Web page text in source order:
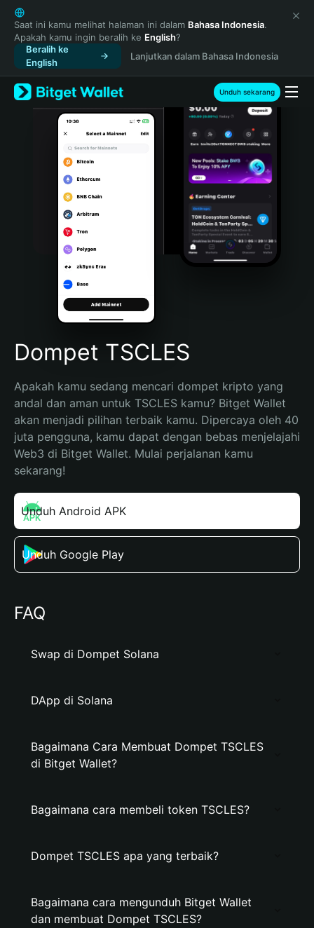
English
日本語
Tiếng Việt
Русский
Español (Latinoamérica)
Türkçe
Italiano
Português (Portugal)
Bahasa Indonesia
Português (Brasil)
Español (Argentina)
Saat ini kamu melihat halaman ini dalam Bahasa Indonesia.
Apakah kamu ingin beralih ke English?
Beralih ke
English
Lanjutkan dalam Bahasa Indonesia
Unduh sekarang
Dompet TSCLES
Apakah kamu sedang mencari dompet kripto yang
andal dan aman untuk TSCLES kamu? Bitget Wallet
akan menjadi pilihan terbaik kamu. Dipercaya oleh 40
juta pengguna, kamu dapat dengan bebas menjelajahi
Web3 di Bitget Wallet. Mulai perjalanan kamu
sekarang!
Unduh Android APK
Unduh Google Play
FAQ
Swap di Dompet Solana
DApp di Solana
Bagaimana Cara Membuat Dompet TSCLES
di Bitget Wallet?
Bagaimana cara membeli token TSCLES?
Dompet TSCLES apa yang terbaik?
Bagaimana cara mengunduh Bitget Wallet
dan membuat Dompet TSCLES?